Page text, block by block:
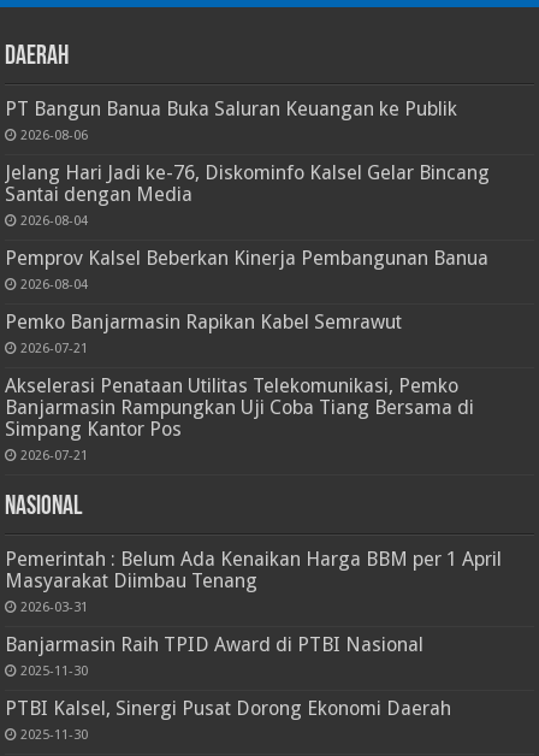
Daerah
PT Bangun Banua Buka Saluran Keuangan ke Publik
2026-08-06
Jelang Hari Jadi ke-76, Diskominfo Kalsel Gelar Bincang
Santai dengan Media
2026-08-04
Pemprov Kalsel Beberkan Kinerja Pembangunan Banua
2026-08-04
Pemko Banjarmasin Rapikan Kabel Semrawut
2026-07-21
Akselerasi Penataan Utilitas Telekomunikasi, Pemko
Banjarmasin Rampungkan Uji Coba Tiang Bersama di
Simpang Kantor Pos
2026-07-21
Nasional
Pemerintah : Belum Ada Kenaikan Harga BBM per 1 April
Masyarakat Diimbau Tenang
2026-03-31
Banjarmasin Raih TPID Award di PTBI Nasional
2025-11-30
PTBI Kalsel, Sinergi Pusat Dorong Ekonomi Daerah
2025-11-30